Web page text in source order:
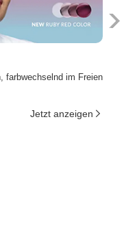
farbwechselnd im Freien
Jetzt anzeigen